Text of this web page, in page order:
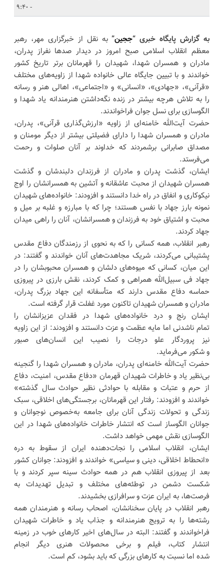
- 9:40
به گزارش پایگاه خبری “ججین”به نقل از خبرگزاری مهر، رهبر
معظم انقلاب اسلامی صبح امروز در دیدار صدها نفراز پدران،
مادران و همسران شهدا، شهیدان را قهرمانان برتر تاریخ کشور
خواندند و با تبیین جایگاه عالی خانواده شهدا از زاویه‌های مختلف
«قرآنی»، «جهادی»، «انسانی» و «اجتماعی»، اهالی هنر و رسانه
را به تلاش هرچه بیشتر در زنده نگه‌داشتن هنرمندانه یاد شهدا و
الگوسازی برای نسل جوان فراخواندند.
حضرت آیت‌الله خامنه‌ای از زاویه «ارزش‌گذاری قرآنی»، پدران،
مادران و همسران شهدا را دارای فضیلتی بیشتر از دیگر مومنان و
مصداق صابرانی برشمردند که خداوند بر آنان صلوات و رحمت
می‌فرستد.
ایشان، گذشت پدران و مادران از فرزندان دلبندشان و گذشت
همسران شهیدان از محبت عاشقانه و آتشین به همسرانشان را اوج
نیکوکاری و انفاق در راه خدا دانستند و افزودند: خانواده‌های شهیدان
نمونه بارز جهاد با نفس هستند؛ چرا که با مبارزه و غلبه بر میل و
محبت و اشتیاق خود به فرزندان و همسرانشان، آنان را راهی میدان
جهاد کردند.
رهبر انقلاب، همه کسانی را که به نحوی از رزمندگان دفاع مقدس
پشتیبانی می‌کردند، شریک مجاهدت‌های آنان خواندند و گفتند: در
این میان، کسانی که میوه‌های دلشان و همسران محبوبشان را در
جهاد فی سبیل‌الله همراهی و کمک کردند، نقش بارزی در پیروزی
حماسه دفاع مقدس دارند که متأسفانه این جهاد بزرگ پدران،
مادران و همسران شهیدان تاکنون مورد غفلت قرار گرفته است.
ایشان رنج و درد خانواده‌های شهدا در فقدان عزیزانشان را
تمام ناشدنی اما مایه عظمت و عزت دانستند و افزودند: از این زاویه
نیز پروردگار علو درجات را نصیب این انسان‌های صبور
و شکور می‌فرماید.
حضرت آیت‌الله خامنه‌ای پدران، مادران و همسران شهدا را گنجینه
بی‌نظیر یاد و خاطرات شهیدان قهرمان «دفاع مقدس، امنیت، دفاع
از حرم و عتبات و مقابله با حوادثی نظیر حوادث سال گذشته»
خواندند و افزودند: رفتار این قهرمانان، برجستگی‌های اخلاقی، سبک
زندگی و تحولات زندگی آنان برای جامعه به‌خصوص نوجوانان و
جوانان الگوساز است که انتشار خاطرات خانواده‌های شهدا در این
الگوسازی نقش مهمی خواهد داشت.
ایشان، انقلاب اسلامی را نجات‌دهنده ایران از سقوط به دره
«انحطاط اخلاقی، دینی و سیاسی» خواندند و افزودند: جوانان کشور
بعد از پیروزی انقلاب هم در همه حوادث سینه سپر کردند و با
شکست دشمن در توطئه‌های مختلف و تبدیل تهدیدات به
فرصت‌ها، به ایران عزت و سرافرازی بخشیدند.
رهبر انقلاب در پایان سخنانشان، اصحاب رسانه و هنرمندان همه
رشته‌ها را به ترویج هنرمندانه و جذاب یاد و خاطرات شهیدان
فراخواندند و گفتند: البته در سال‌های اخیر کارهای خوب در زمینه
انتشار کتاب، فیلم و برخی محصولات هنری دیگر انجام
شده اما نسبت به کارهای بزرگی که باید بشود، کم است.